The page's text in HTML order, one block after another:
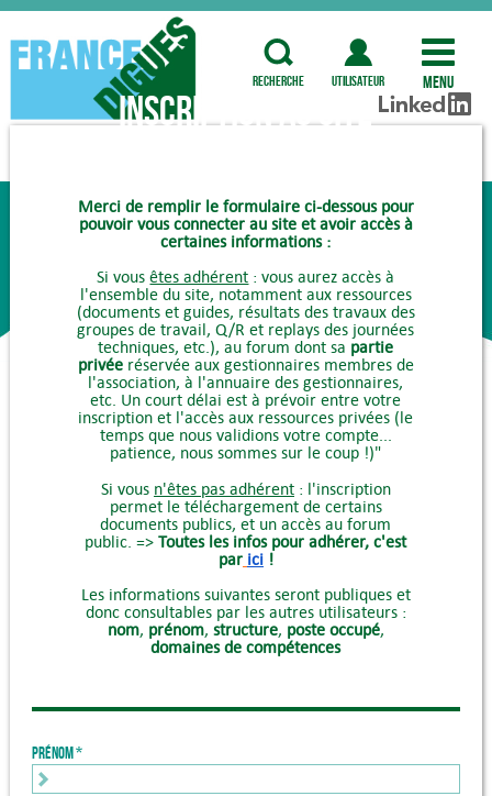
recherche utilisateur Menu
Inscription au site
Merci de remplir le formulaire ci-dessous pour
pouvoir vous connecter au site et avoir accès à
certaines informations :
Si vousêtes adhérent : vous aurez accès à
l'ensemble du site, notamment aux ressources
(documents et guides, résultats des travaux des
groupes de travail, Q/R et replays des journées
techniques, etc.), au forum dont sa partie
privéeréservée aux gestionnaires membres de
l'association, à l'annuaire des gestionnaires,
etc. Un court délai est à prévoir entre votre
inscription et l'accès aux ressources privées (le
temps que nous validions votre compte...
patience, nous sommes sur le coup !)"
Si vous n'êtes pas adhérent: l'inscription
permet le téléchargement de certains
documents publics, et un accès au forum
public. =>Toutes les infos pour adhérer, c'est
par ici !
Les informations suivantes seront publiques et
donc consultables par les autres utilisateurs :
nom, prénom, structure, poste occupé,
domaines de compétences
Prénom